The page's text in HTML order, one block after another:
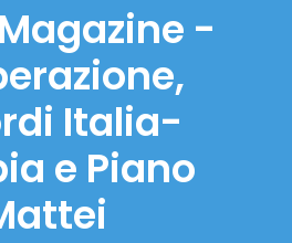
-
Italia-
e Piano